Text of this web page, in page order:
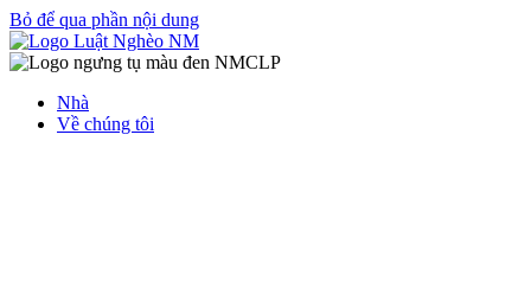
Bỏ để qua phần nội dung
Nhà
Về chúng tôi